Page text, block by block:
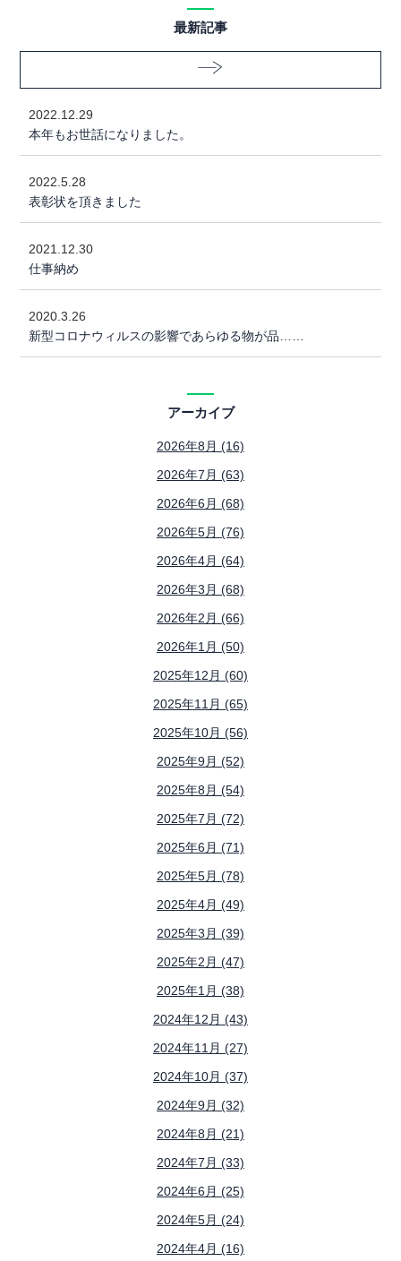
最新記事
2022.12.29
本年もお世話になりました。
2022.5.28
表彰状を頂きました
2021.12.30
仕事納め
2020.3.26
新型コロナウィルスの影響であらゆる物が品……
アーカイブ
2026年8月 (16)
2026年7月 (63)
2026年6月 (68)
2026年5月 (76)
2026年4月 (64)
2026年3月 (68)
2026年2月 (66)
2026年1月 (50)
2025年12月 (60)
2025年11月 (65)
2025年10月 (56)
2025年9月 (52)
2025年8月 (54)
2025年7月 (72)
2025年6月 (71)
2025年5月 (78)
2025年4月 (49)
2025年3月 (39)
2025年2月 (47)
2025年1月 (38)
2024年12月 (43)
2024年11月 (27)
2024年10月 (37)
2024年9月 (32)
2024年8月 (21)
2024年7月 (33)
2024年6月 (25)
2024年5月 (24)
2024年4月 (16)